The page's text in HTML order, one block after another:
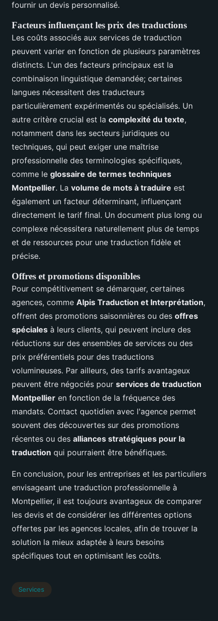
fournir un devis personnalisé.
Facteurs influençant les prix des traductions
Les coûts associés aux services de traduction
peuvent varier en fonction de plusieurs paramètres
distincts. L'un des facteurs principaux est la
combinaison linguistique demandée; certaines
langues nécessitent des traducteurs
particulièrement expérimentés ou spécialisés. Un
autre critère crucial est la complexité du texte,
notamment dans les secteurs juridiques ou
techniques, qui peut exiger une maîtrise
professionnelle des terminologies spécifiques,
comme le glossaire de termes techniques
Montpellier. La volume de mots à traduire est
également un facteur déterminant, influençant
directement le tarif final. Un document plus long ou
complexe nécessitera naturellement plus de temps
et de ressources pour une traduction fidèle et
précise.
Offres et promotions disponibles
Pour compétitivement se démarquer, certaines
agences, comme Alpis Traduction et Interprétation,
offrent des promotions saisonnières ou des offres
spéciales à leurs clients, qui peuvent inclure des
réductions sur des ensembles de services ou des
prix préférentiels pour des traductions
volumineuses. Par ailleurs, des tarifs avantageux
peuvent être négociés pour services de traduction
Montpellier en fonction de la fréquence des
mandats. Contact quotidien avec l'agence permet
souvent des découvertes sur des promotions
récentes ou des alliances stratégiques pour la
traduction qui pourraient être bénéfiques.
En conclusion, pour les entreprises et les particuliers
envisageant une traduction professionnelle à
Montpellier, il est toujours avantageux de comparer
les devis et de considérer les différentes options
offertes par les agences locales, afin de trouver la
solution la mieux adaptée à leurs besoins
spécifiques tout en optimisant les coûts.
Services